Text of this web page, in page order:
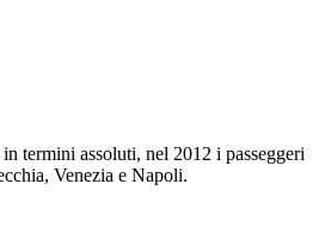
termini assoluti, nel 2012 i passeggeri
Venezia e Napoli.